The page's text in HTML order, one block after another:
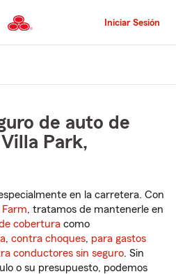
al
contenido
principal
Iniciar Sesión
de auto de
Park,
en la carretera. Con
, tratamos de mantenerle en
cobertura como
, contra choques, para gastos
conductores sin seguro. Sin
o su presupuesto, podemos